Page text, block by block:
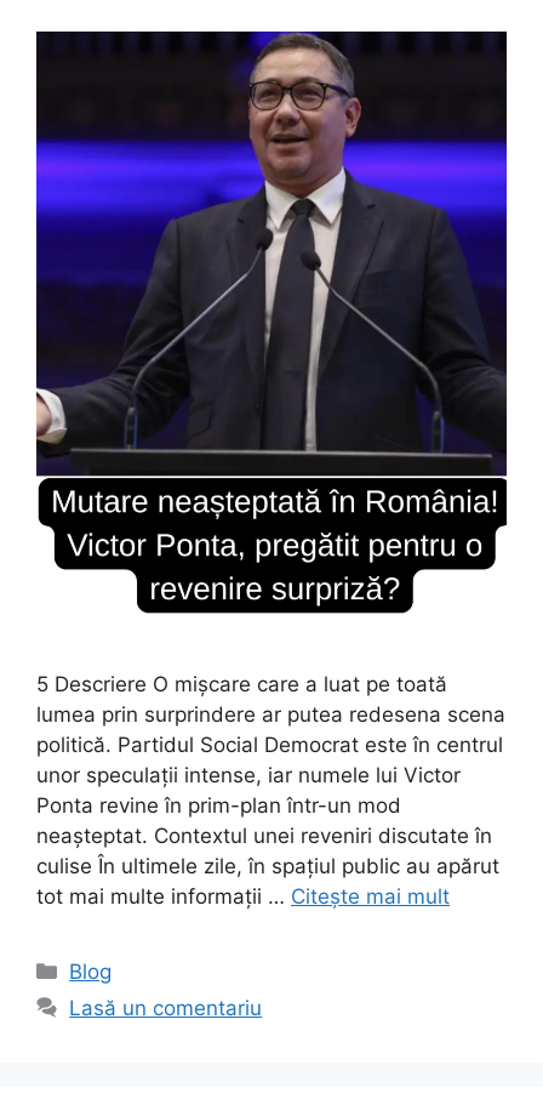
5 Descriere O mișcare care a luat pe toată
lumea prin surprindere ar putea redesena scena
politică. Partidul Social Democrat este în centrul
unor speculații intense, iar numele lui Victor
Ponta revine în prim-plan într-un mod
neașteptat. Contextul unei reveniri discutate în
culise În ultimele zile, în spațiul public au apărut
tot mai multe informații … Citește mai mult
Categorii
Blog
Lasă un comentariu